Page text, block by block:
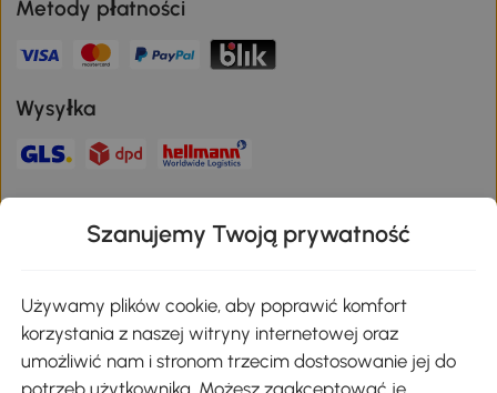
Metody płatności
Wysyłka
Pobierz aplikację Aosom
Google Play
Szanujemy Twoją prywatność
Używamy plików cookie, aby poprawić komfort
korzystania z naszej witryny internetowej oraz
umożliwić nam i stronom trzecim dostosowanie jej do